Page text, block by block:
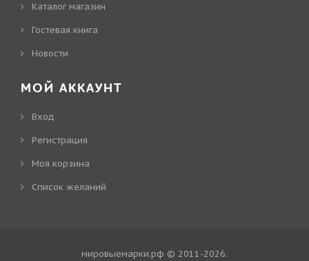
Каталог магазин
Гостевая книга
Новости
МОЙ АККАУНТ
Вход
Регистрация
Моя корзина
Cписок желаний
мировыемарки.рф © 2011-2026.